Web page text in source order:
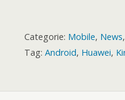
Categorie: Mobile, News,
Tag: Android, Huawei,